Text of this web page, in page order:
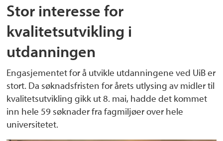
Stor interesse for
kvalitetsutvikling i
utdanningen
Engasjementet for å utvikle utdanningene ved UiB er
stort. Da søknadsfristen for årets utlysing av midler til
kvalitetsutvikling gikk ut 8. mai, hadde det kommet
inn hele 59 søknader fra fagmiljøer over hele
universitetet.